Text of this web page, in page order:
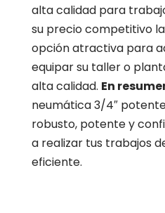
alta calidad para
su precio competitivo
opción atractiva para
equipar su taller o
alta calidad. En
neumática 3/4″
robusto, potente y
a realizar tus trabajos
eficiente.